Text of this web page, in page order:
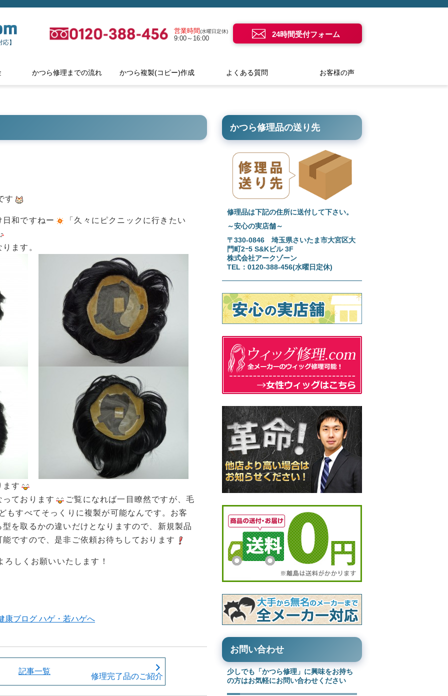
】
営業時間(水曜日定休)
9:00～16:00 24時間受付フォーム
かつら修理までの流れ かつら複製(コピー)作成 よくある質問 お客様の声
す
和ですねー
「久々にピクニックに行きたい
ます。
ます
っております
ご覧になれば一目瞭然ですが、毛
もすべてそっくりに複製が可能なんです。お客
を取るかの違いだけとなりますので、新規製品
ですので、是非ご依頼お待ちしております
しくお願いいたします！
記事一覧
修理完了品のご紹介
かつら修理品の送り先
修理品は下記の住所に送付して下さい。
～安心の実店舗～
〒330-0846 埼玉県さいたま市大宮区大
門町2ｰ5 S&Kビル 3F
株式会社アークゾーン
TEL：0120-388-456(水曜日定休)
お問い合わせ
少しでも「かつら修理」に興味をお持ち
の方はお気軽にお問い合わせください